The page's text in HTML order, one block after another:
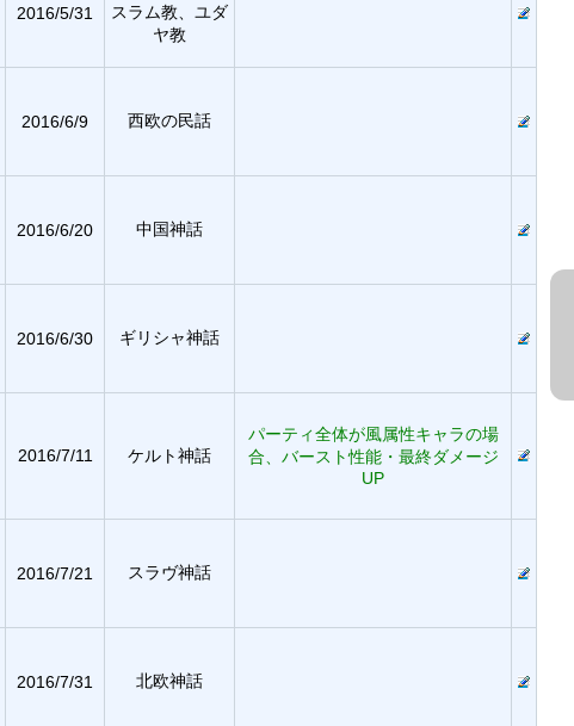
2016/5/31
スラム教、ユダ
ヤ教
2016/6/9 西欧の民話
2016/6/20 中国神話
2016/6/30 ギリシャ神話
2016/7/11 ケルト神話
パーティ全体が風属性キャラの場
合、バースト性能・最終ダメージ
UP
2016/7/21 スラヴ神話
2016/7/31 北欧神話